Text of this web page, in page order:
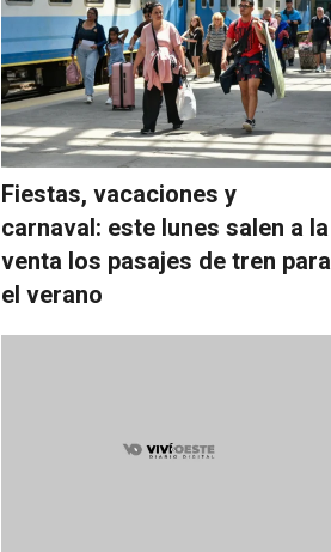
Fiestas, vacaciones y
carnaval: este lunes salen a la
venta los pasajes de tren para
el verano